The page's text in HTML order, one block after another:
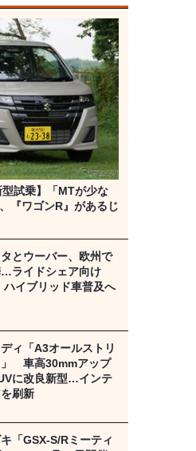
型試乗】「MTが少な
『ワゴンR』があるじ
タとウーバー、欧州で
ライドシェア向け
ハイブリッド車普及へ
ィ「A3オールストリ
」 車高30mmアップ
に改良新型…インテ
刷新
「GSX-S/Rミーティ